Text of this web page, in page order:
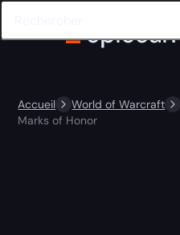
Accueil World of Warcraft
Marks of Honor